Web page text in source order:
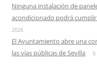
Ninguna instalación de
acondicionado podrá
2026
El Ayuntamiento abre una
las vías públicas de Sevilla